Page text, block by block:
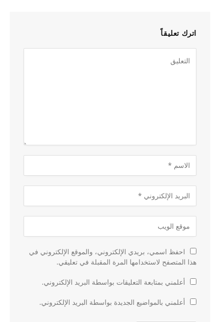
اترك تعليقاً
احفظ اسمي، بريدي الإلكتروني، والموقع الإلكتروني في
هذا المتصفح لاستخدامها المرة المقبلة في تعليقي.
أعلمني بمتابعة التعليقات بواسطة البريد الإلكتروني.
أعلمني بالمواضيع الجديدة بواسطة البريد الإلكتروني.